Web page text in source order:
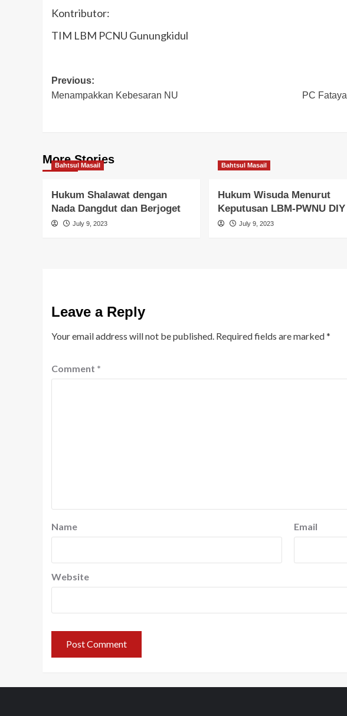
Kontributor:
TIM LBM PCNU Gunungkidul
Post
navigation
Previous:
Menampakkan Kebesaran NU
PC
More Stories
Bahtsul Masail
Hukum Shalawat dengan
Nada Dangdut dan Berjoget
July 9, 2023
Bahtsul Masail
Hukum Wisuda Menurut
Keputusan LBM-PWNU DIY
July 9, 2023
Leave a Reply
Your email address will not be published. Required fields are marked*
Comment *
Name Email
Website